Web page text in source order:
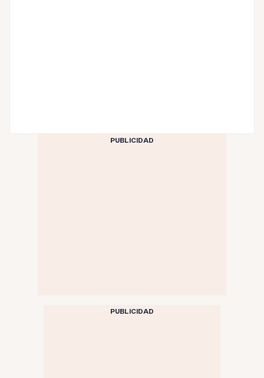
PUBLICIDAD
PUBLICIDAD